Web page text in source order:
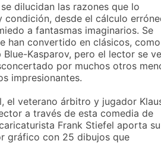
dilucidan las razones que lo
condición, desde el cálculo
a fantasmas imaginarios. Se
han convertido en clásicos, como
Kasparov, pero el lector se ve
por muchos otros
impresionantes.
el veterano árbitro y jugador
a través de esta comedia de
Frank Stiefel aporta su
gráfico con 25 dibujos que